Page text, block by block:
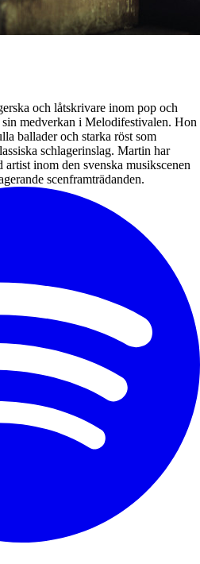
och låtskrivare inom pop och
medverkan i Melodifestivalen. Hon
ballader och starka röst som
schlagerinslag. Martin har
artist inom den svenska musikscenen
scenframträdanden.